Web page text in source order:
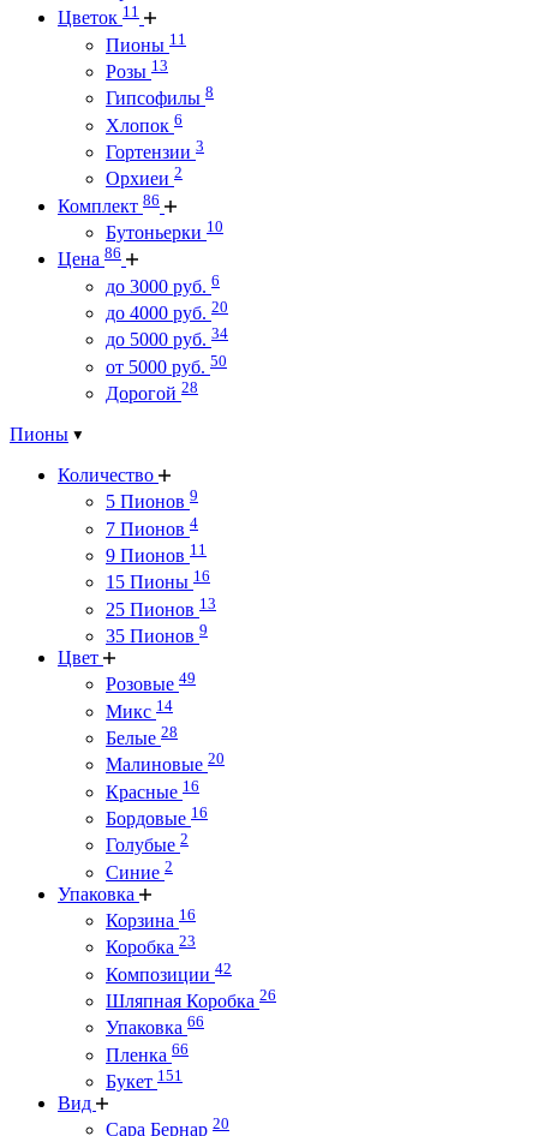
Цветок 11
Пионы 11
Розы 13
Гипсофилы 8
Хлопок 6
Гортензии 3
Орхиеи 2
Комплект 86
Бутоньерки 10
Цена 86
до 3000 руб. 6
до 4000 руб. 20
до 5000 руб. 34
от 5000 руб. 50
Дорогой 28
Пионы
Количество
5 Пионов 9
7 Пионов 4
9 Пионов 11
15 Пионы 16
25 Пионов 13
35 Пионов 9
Цвет
Розовые 49
Микс 14
Белые 28
Малиновые 20
Красные 16
Бордовые 16
Голубые 2
Синие 2
Упаковка
Корзина 16
Коробка 23
Композиции 42
Шляпная Коробка 26
Упаковка 66
Пленка 66
Букет 151
Вид
Сара Бернар 20